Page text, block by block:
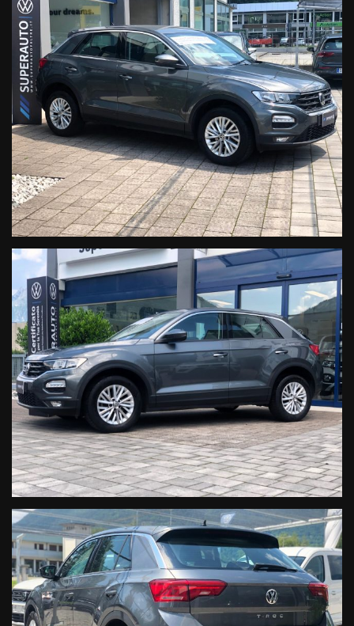
ABS
ESP
ASR
INTERNO E COMFORT:
Volante in pelle
Freno di stazionamento elettronico
Climatizzatore automatico bizona
Sedili anteriori riscaldabili
Sedili anteriori con funzione ergonomica
Sensori di parcheggio posteriori
Specchietti laterali con regolazione elettrica, riscaldabili e
richiudibili elettricamente
Sensore di luce e pioggia
Chiusura Centralizzata
Start&Stop
Luce d’ambiente
Alzacristalli elettrici
Bracciolo
VISITA IL NOSTRO SITO WWW.SUPERAUTOFELTRE.IT DOVE
TROVERAI PIU' DI 50 FOTO DEL VEICOLO.
• OLTRE 40 ANNI DI ESPERIENZA E PASSIONE NEL CAMPO
DELLE AUTO
• UN PARCO AUTO DOVE POTRETE TROVARE AUTO NUOVE,
KM0, AZIENDALI O USATO SELEZIONATO
• DISPONIBILITA’ E VELOCITA’ A SEGUIRVI NELLE DIVERSE FASI
DEL VOSTRO ACQUISTO
• ATTESTATO DI ECCELLENZA DA PARTE DEI CLIENTI CON
OTTIME RECENSIONI
• LAVAGGIO E SANIFICAZIONE INTERNI VETTURA
• CONTROLLO PRE-ACQUISTO STATO VETTURA DA PARTE